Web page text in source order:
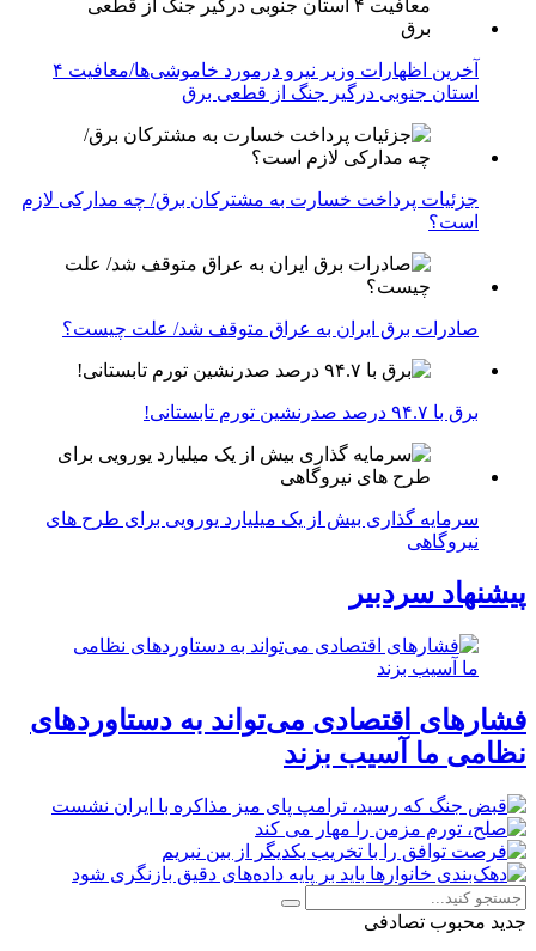
آخرین اظهارات وزیر نیرو درمورد خاموشی‌ها/معافیت ۴
استان جنوبی درگیر جنگ از قطعی برق
جزئیات پرداخت خسارت به مشترکان برق/ چه مدارکی لازم
است؟
صادرات برق ایران به عراق متوقف شد/ علت چیست؟
برق با ۹۴.۷ درصد صدرنشین تورم تابستانی!
سرمایه گذاری بیش از یک میلیارد یورویی برای طرح های
نیروگاهی
پیشنهاد سردبیر
فشارهای اقتصادی می‌تواند به دستاوردهای
نظامی ما آسیب بزند
جدید محبوب تصادفی